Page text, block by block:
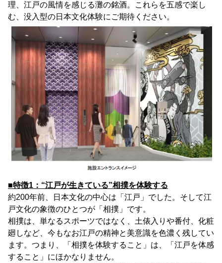
理、江戸の風情を感じる灘の銘酒。これらを五感で楽し
む、没入型の日本文化体験にご期待ください。
■特徴1：“江戸が生きている”相撲を体験する
約200年前、日本文化の中心は「江戸」でした。そして江
戸文化の象徴のひとつが「相撲」です。
相撲は、単なるスポーツではなく、土俵入りや番付、化粧
廻しなど、今もなお江戸の精神と美意識を色濃く残してい
ます。つまり、「相撲を体験すること」は、「江戸を体感
すること」にほかなりません。